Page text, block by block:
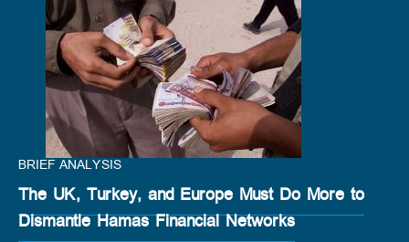
BRIEF ANALYSIS
The UK, Turkey, and Europe Must Do More to
Dismantle Hamas Financial Networks